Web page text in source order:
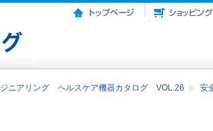
ニアリング ヘルスケア機器カタログ VOL.26 安